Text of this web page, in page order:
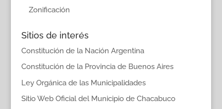
Zonificación
Sitios de interés
Constitución de la Nación Argentina
Constitución de la Provincia de Buenos Aires
Ley Orgánica de las Municipalidades
Sitio Web Oficial del Municipio de Chacabuco